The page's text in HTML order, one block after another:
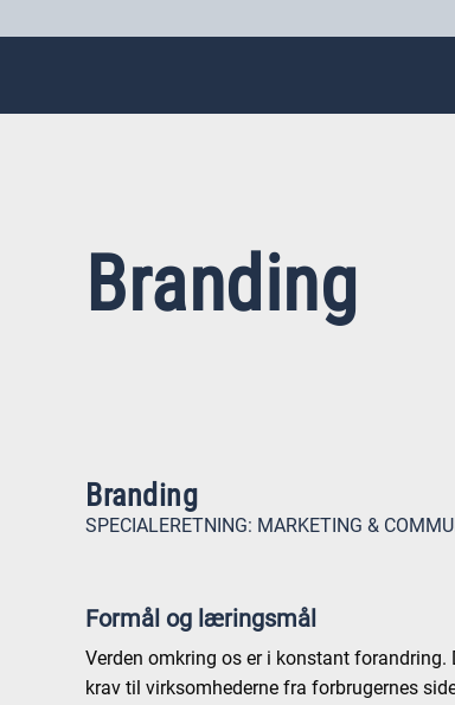
Branding
Branding
SPECIALERETNING: MARKETING &
Formål og læringsmål
Verden omkring os er i konstant
krav til virksomhederne fra forbrugernes